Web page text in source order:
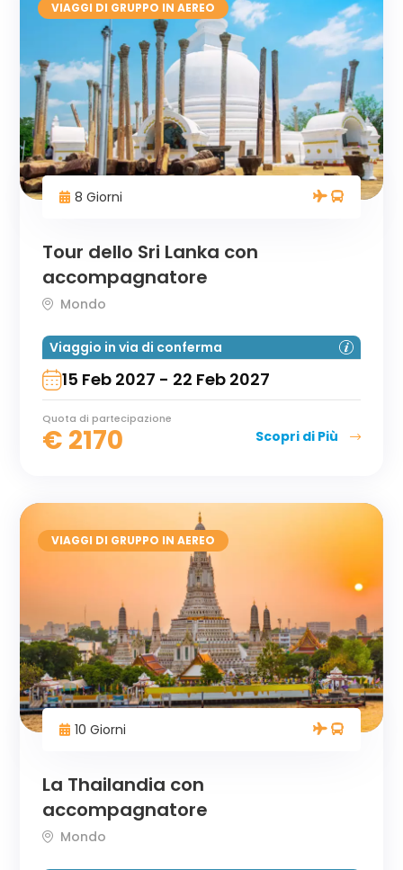
VIAGGI DI GRUPPO IN AEREO
8 Giorni
Tour dello Sri Lanka con
accompagnatore
Mondo
Viaggio in via di conferma
15 Feb 2027 - 22 Feb 2027
Quota di partecipazione
€ 2170 Scopri di Più
VIAGGI DI GRUPPO IN AEREO
10 Giorni
La Thailandia con
accompagnatore
Mondo